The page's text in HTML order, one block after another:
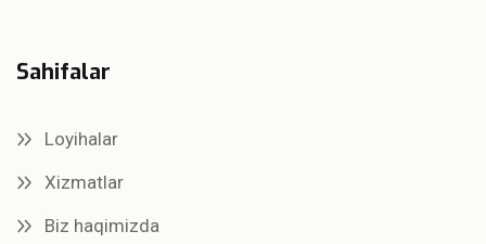
Sahifalar
Loyihalar
Xizmatlar
Biz haqimizda